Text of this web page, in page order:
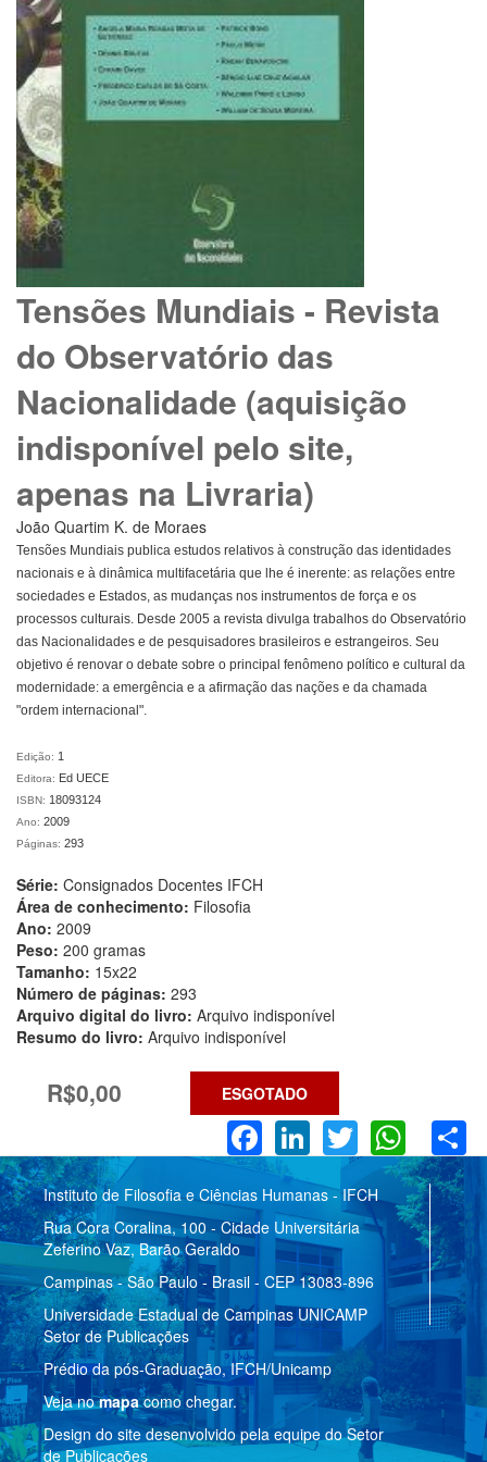
Tensões Mundiais - Revista
do Observatório das
Nacionalidade (aquisição
indisponível pelo site,
apenas na Livraria)
João Quartim K. de Moraes
Tensões Mundiais publica estudos relativos à construção das identidades
nacionais e à dinâmica multifacetária que lhe é inerente: as relações entre
sociedades e Estados, as mudanças nos instrumentos de força e os
processos culturais. Desde 2005 a revista divulga trabalhos do Observatório
das Nacionalidades e de pesquisadores brasileiros e estrangeiros. Seu
objetivo é renovar o debate sobre o principal fenômeno político e cultural da
modernidade: a emergência e a afirmação das nações e da chamada
"ordem internacional".
Edição: 1
Editora: Ed UECE
ISBN: 18093124
Ano: 2009
Páginas: 293
Série: Consignados Docentes IFCH
Área de conhecimento: Filosofia
Ano: 2009
Peso: 200 gramas
Tamanho: 15x22
Número de páginas: 293
Arquivo digital do livro: Arquivo indisponível
Resumo do livro: Arquivo indisponível
R$0,00 ESGOTADO
Facebook
LinkedIn
Twitter
Instituto de Filosofia e Ciências Humanas - IFCH
Rua Cora Coralina, 100 - Cidade Universitária
Zeferino Vaz, Barão Geraldo
Campinas - São Paulo - Brasil - CEP 13083-896
Universidade Estadual de Campinas UNICAMP
Setor de Publicações
Prédio da pós-Graduação, IFCH/Unicamp
Veja nomapacomo chegar.
Design do site desenvolvido pela equipe do Setor
de Publicações